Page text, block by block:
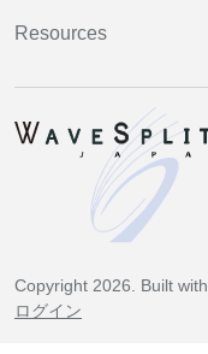
Resources
Copyright 2026. Built with
ログイン